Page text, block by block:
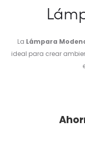
La Lámpara
ideal para crear